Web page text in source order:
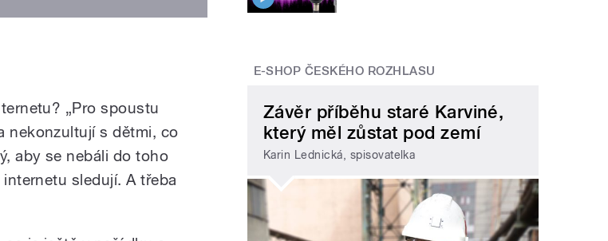
„Pro spoustu
nekonzultují s dětmi, co
aby se nebáli do toho
sledují. A třeba
E-SHOP ČESKÉHO ROZHLASU
Závěr příběhu staré Karviné,
který měl zůstat pod zemí
Karin Lednická, spisovatelka